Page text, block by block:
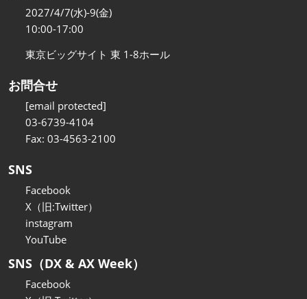
2027/4/7(水)-9(金)
10:00-17:00
東京ビッグサイト 東 1-8ホール
お問合せ
[email protected]
03-6739-4104
Fax: 03-4563-2100
SNS
Facebook
X（旧:Twitter）
instagram
YouTube
SNS（DX & AX Week）
Facebook